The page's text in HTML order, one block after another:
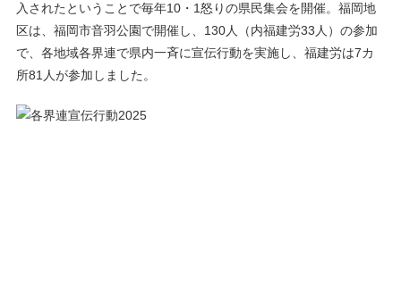
入されたということで毎年10・1怒りの県民集会を開催。福岡地
区は、福岡市音羽公園で開催し、130人（内福建労33人）の参加
で、各地域各界連で県内一斉に宣伝行動を実施し、福建労は7カ
所81人が参加しました。